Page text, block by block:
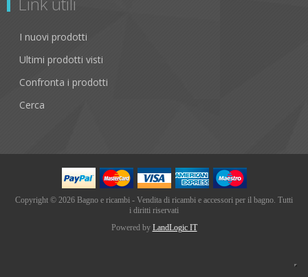
I nuovi prodotti
Ultimi prodotti visti
Confronta i prodotti
Cerca
Copyright © 2026 Bagno e ricambi - Vendita di ricambi e accessori per il bagno. Tutti
i diritti riservati
Powered by LandLogic IT